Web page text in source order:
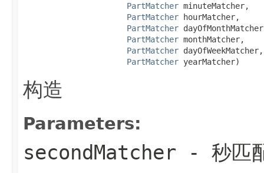
PartMatcher minuteMatcher,
PartMatcher hourMatcher,
PartMatcher
PartMatcher monthMatcher,
PartMatcher dayOfWeekMatcher,
PartMatcher yearMatcher)
构造
Parameters:
secondMatcher - 秒匹